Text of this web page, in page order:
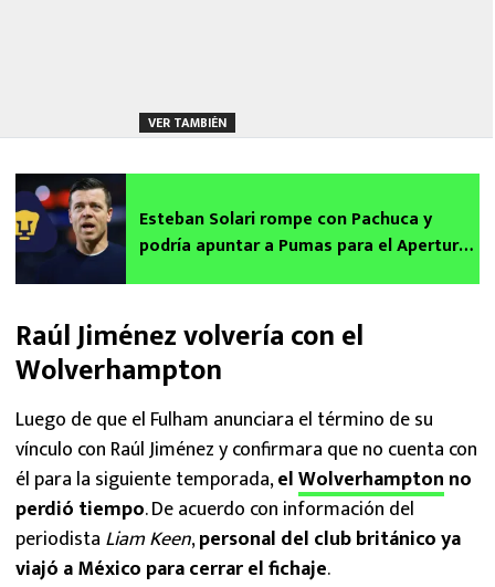
VER TAMBIÉN
Esteban Solari rompe con Pachuca y
podría apuntar a Pumas para el Apertura
Raúl Jiménez volvería con el
Wolverhampton
Luego de que el Fulham anunciara el término de su
vínculo con Raúl Jiménez y confirmara que no cuenta con
él para la siguiente temporada,elWolverhampton no
perdió tiempo. De acuerdo con información del
periodista Liam Keen,personal del club británico ya
viajó a México para cerrar el fichaje.